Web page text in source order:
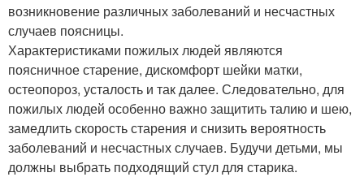
возникновение различных заболеваний и несчастных
случаев поясницы.
Характеристиками пожилых людей являются
поясничное старение, дискомфорт шейки матки,
остеопороз, усталость и так далее. Следовательно, для
пожилых людей особенно важно защитить талию и шею,
замедлить скорость старения и снизить вероятность
заболеваний и несчастных случаев. Будучи детьми, мы
должны выбрать подходящий стул для старика.